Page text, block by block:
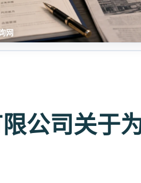
网
公司关于